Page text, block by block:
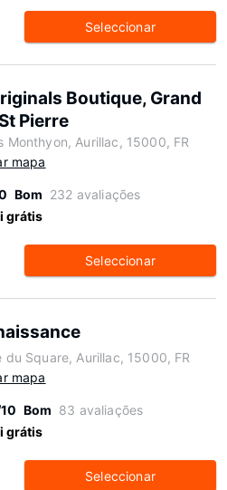
Seleccionar
Boutique, Grand
Pierre
Monthyon, Aurillac, 15000, FR
mapa
Bom 232 avaliações
grátis
Seleccionar
du Square, Aurillac, 15000, FR
mapa
Bom 83 avaliações
grátis
Seleccionar